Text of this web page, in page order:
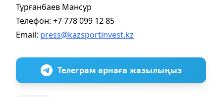
Тұрғанбаев Мансұр
Телефон: +7 778 099 12 85
Email: press@kazsportinvest.kz
Телеграм арнаға жазылыңыз